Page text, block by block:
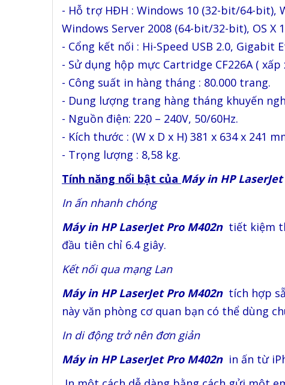
- Hỗ trợ HĐH : Windows 10 (32-bit/64-bit),
Windows Server 2008 (64-bit/32-bit), OS X
- Cổng kết nối : Hi-Speed USB 2.0, Gigabit
- Sử dụng hộp mực Cartridge CF226A (
- Công suất in hàng tháng : 80.000 trang.
- Dung lượng trang hàng tháng khuyến
- Nguồn điện: 220 – 240V, 50/60Hz.
- Kích thước : (W x D x H) 381 x 634 x 241
- Trọng lượng : 8,58 kg.
Tính năng nổi bật của Máy in HP
In ấn nhanh chóng
Máy in HP LaserJet Pro M402n tiết kiệm
đầu tiên chỉ 6.4 giây.
Kết nối qua mạng Lan
Máy in HP LaserJet Pro M402n tích hợp
này văn phòng cơ quan bạn có thể dùng
In di động trở nên đơn giản
Máy in HP LaserJet Pro M402n in ấn từ